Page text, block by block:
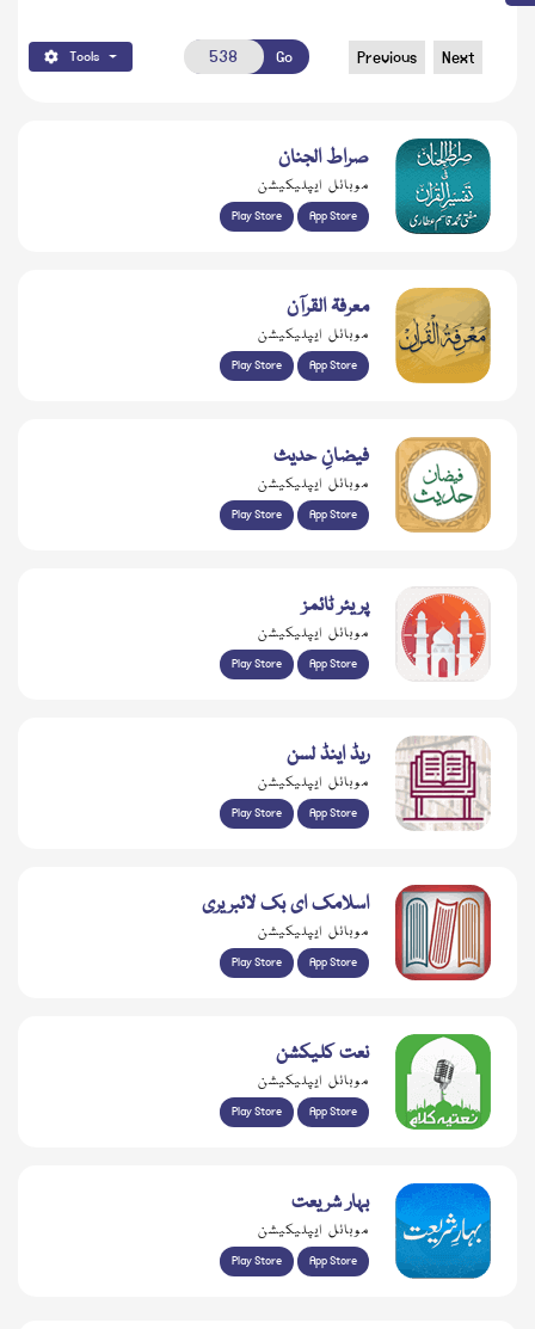
Tools Go Previous Next
صراط الجنان
موبائل ایپلیکیشن
Play Store App Store
معرفۃ القرآن
موبائل ایپلیکیشن
Play Store App Store
فیضانِ حدیث
موبائل ایپلیکیشن
Play Store App Store
پریئر ٹائمز
موبائل ایپلیکیشن
Play Store App Store
ریڈ اینڈ لسن
موبائل ایپلیکیشن
Play Store App Store
اسلامک ای بک لائبریری
موبائل ایپلیکیشن
Play Store App Store
نعت کلیکشن
موبائل ایپلیکیشن
Play Store App Store
بہار شریعت
موبائل ایپلیکیشن
Play Store App Store